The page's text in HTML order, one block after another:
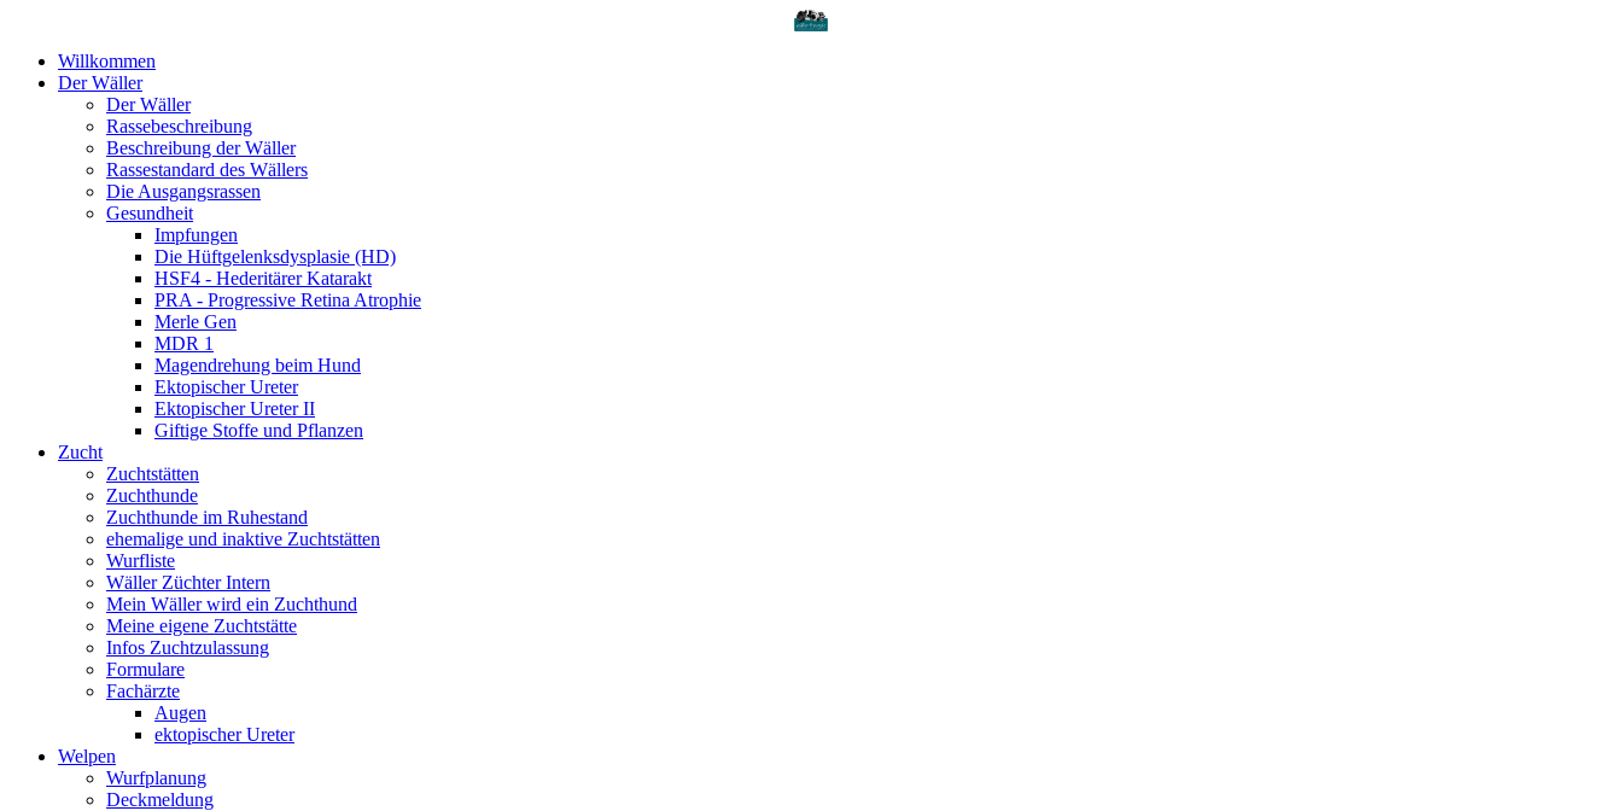
Willkommen
Der Wäller
Der Wäller
Rassebeschreibung
Beschreibung der Wäller
Rassestandard des Wällers
Die Ausgangsrassen
Gesundheit
Impfungen
Die Hüftgelenksdysplasie (HD)
HSF4 - Hederitärer Katarakt
PRA - Progressive Retina Atrophie
Merle Gen
MDR 1
Magendrehung beim Hund
Ektopischer Ureter
Ektopischer Ureter II
Giftige Stoffe und Pflanzen
Zucht
Zuchtstätten
Zuchthunde
Zuchthunde im Ruhestand
ehemalige und inaktive Zuchtstätten
Wurfliste
Wäller Züchter Intern
Mein Wäller wird ein Zuchthund
Meine eigene Zuchtstätte
Infos Zuchtzulassung
Formulare
Fachärzte
Augen
ektopischer Ureter
Welpen
Wurfplanung
Deckmeldung